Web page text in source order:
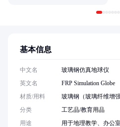
基本信息
中文名
玻璃钢仿真地球仪
英文名
FRP Simulation Globe
材质/用料
玻璃钢（玻璃纤维增强
分类
工艺品/教育用品
用途
用于地理教学、办公